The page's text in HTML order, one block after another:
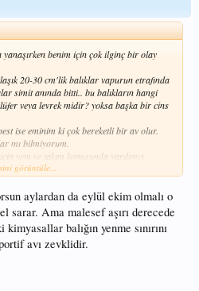
yanaşırken benim için çok ilginç bir olay
20-30 cm'lik balıklar vapurun etrafında
simit anında bitti.. bu balıkların hangi
veya levrek midir? yoksa başka bir cins
ise eminim ki çok bereketli bir av olur.
mı bilmiyorum.
yem ve takım konusunda yardımcı
olan arkadaşlar bilgilerini burada
görüntüle...
aylardan da eylül ekim olmalı o
sarar. Ama malesef aşırı derecede
balığın yenme sınırını
avı zevklidir.